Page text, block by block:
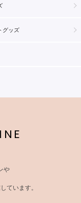
グッズ
や
ています。